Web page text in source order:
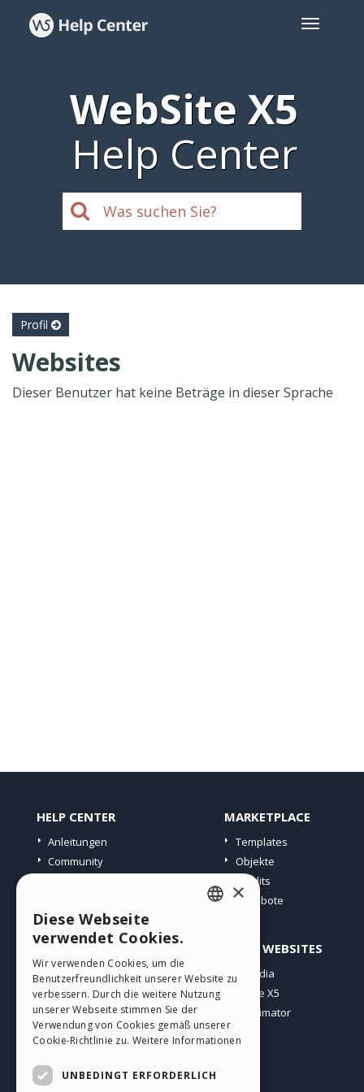
WebSite X5
Help Center
Profil
Websites
Dieser Benutzer hat keine Beträge in dieser Sprache
HELP CENTER
Anleitungen
Community
MARKETPLACE
Templates
Objekte
Credits
Angebote
PROFIL
Meine Beiträge
Meine Lizenz
Download
Webhosting
ANDERE WEBSITES
Incomedia
WebSite X5
WebAnimator
GERMAN
SPANISH
PORTUGUESE
×
Diese Webseite
verwendet Cookies.
Wir verwenden Cookies, um die
Benutzerfreundlichkeit unserer Website zu
verbessern. Durch die weitere Nutzung
unserer Webseite stimmen Sie der
Verwendung von Cookies gemäß unserer
Cookie-Richtlinie zu. Weitere Informationen
UNBEDINGT ERFORDERLICH